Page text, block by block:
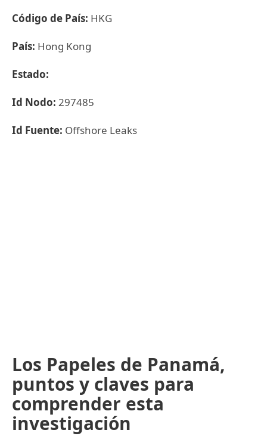
Código de País: HKG
País: Hong Kong
Estado:
Id Nodo: 297485
Id Fuente: Offshore Leaks
Los Papeles de Panamá,
puntos y claves para
comprender esta
investigación